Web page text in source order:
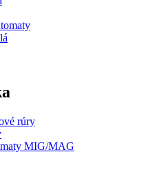
rúry
MIG/MAG